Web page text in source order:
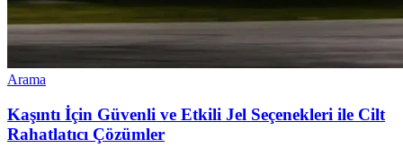
Arama
Kaşıntı İçin Güvenli ve Etkili Jel Seçenekleri ile Cilt
Rahatlatıcı Çözümler